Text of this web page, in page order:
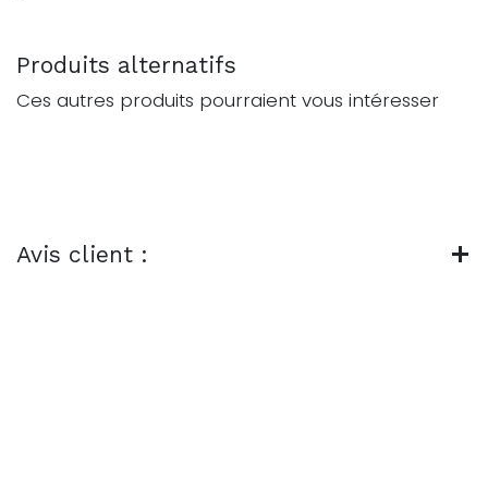
Produits alternatifs
Ces autres produits pourraient vous intéresser
Avis client :